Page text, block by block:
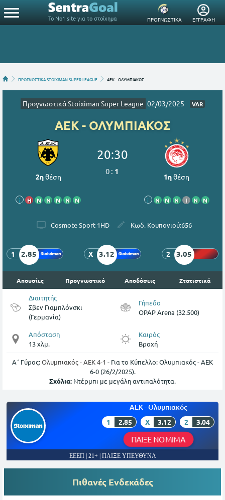
Το Νο1 site για το στοίχημα ΠΡΟΓΝΩΣΤΙΚΑ ΕΓΓΡΑΦΗ
ΠΡΟΓΝΩΣΤΙΚΑ STOIXIMAN SUPER LEAGUE ΑΕΚ - ΟΛΥΜΠΙΑΚΟΣ
Προγνωστικά Stoiximan Super League 02/03/2025 VAR
ΑΕΚ - ΟΛΥΜΠΙΑΚΟΣ
2ηθέση
i Η Ν Ν Ν Ν Ν
20:30
0 : 1
1ηθέση
i Ν Ν Ν Ι Ν Ν
Cosmote Sport 1HD Κωδ. Κουπονιού:656
1 2.85 X 3.12 2 3.05
Απουσίες Προγνωστικό Αποδόσεις Στατιστικά
Διαιτητής
Σβεν Γιαμπλόνσκι
(Γερμανία)
Γήπεδο
OPAP Arena (32.500)
Απόσταση
13 χλμ.
Καιρός
Βροχή
Α΄ Γύρος:Ολυμπιακός - ΑΕΚ 4-1 - Για το Κύπελλο: Ολυμπιακός - ΑΕΚ
6-0 (26/2/2025).
Σχόλια: Ντέρμπι με μεγάλη αντιπαλότητα.
ΑΕΚ - Ολυμπιακός
1 2.85 X 3.12 2 3.04
ΠΑΙΞΕ ΝΟΜΙΜΑ
ΕΕΕΠ | 21+ | ΠΑΙΞΕ ΥΠΕΥΘΥΝΑ
Πιθανές Ενδεκάδες